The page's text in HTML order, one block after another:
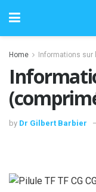
Home Informations
by Dr Gilbert Barbier